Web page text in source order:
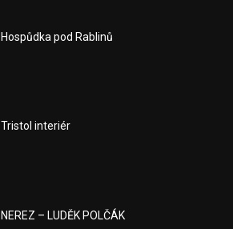
Hospůdka pod Rablinů
Tristol interiér
NEREZ – LUDĚK POLČÁK